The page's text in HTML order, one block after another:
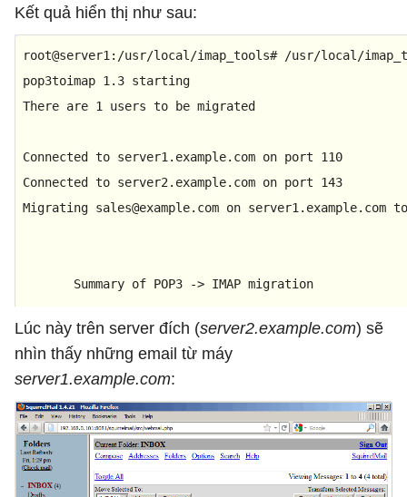
#$mailbox = 'INBOX' unless $mailbox;
      $mailbox =
'INBOX';
      selectMbx( $mailbox, $i_conn );
( insertMsg(*msg, $mailbox, $date, $flag,
"$copied messages migrated"
      }
   }
Kết quả hiển thị như sau:
root@server1 :/usr/local/imap_tools# /usr/local/
pop3toimap 1.3 starting
There are 1 users to be migrated
Connected to server1.example.com on port 110
Connected to server2.example.com on port 143
Migrating sales@example.com on server1.example.com
       Summary of
POP3 -> IMAP migration
Users migrated 1
Total messages 3
Total bytes 2912
root @server1:/usr/local/imap_tools
Lúc này trên server đích (server2.example.com) sẽ
nhìn thấy những email từ máy
server1.example.com: